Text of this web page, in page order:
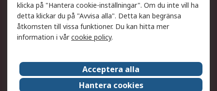
Leverans
Spåra din order
Begär en fakturakopi
Fördelar med RS-konto
Betalningsalternativ
Om RS
Försäljningsvillkor
klicka på "Hantera cookie-inställningar". Om du inte vill ha
detta klickar du på "Avvisa alla". Detta kan begränsa
åtkomsten till vissa funktioner. Du kan hitta mer
information i vårcookie policy.
Acceptera alla
Hantera cookies